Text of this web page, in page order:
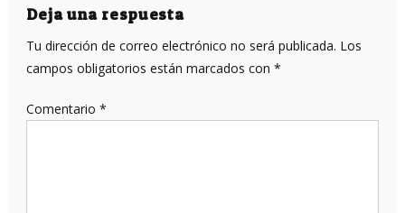
entradas
Deja una respuesta
Tu dirección de correo electrónico no será publicada. Los
campos obligatorios están marcados con *
Comentario *